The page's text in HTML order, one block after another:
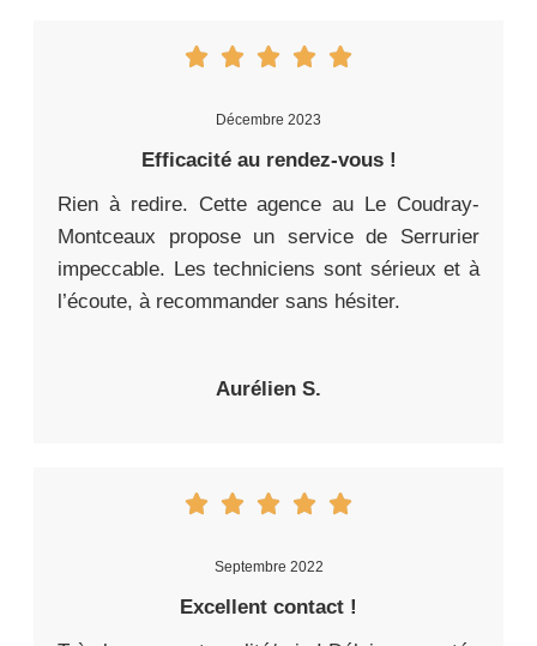
Décembre 2023
Efficacité au rendez-vous !
Rien à redire. Cette agence au Le Coudray-
Montceaux propose un service de Serrurier
impeccable. Les techniciens sont sérieux et à
l’écoute, à recommander sans hésiter.
Aurélien S.
Septembre 2022
Excellent contact !